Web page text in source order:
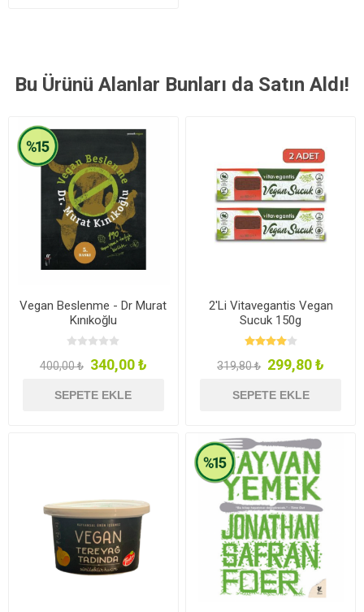
Bu Ürünü Alanlar Bunları da Satın Aldı!
Vegan Beslenme - Dr Murat
Kınıkoğlu
400,00 ₺ 340,00 ₺
SEPETE EKLE
2'Li Vitavegantis Vegan
Sucuk 150g
319,80 ₺ 299,80 ₺
SEPETE EKLE